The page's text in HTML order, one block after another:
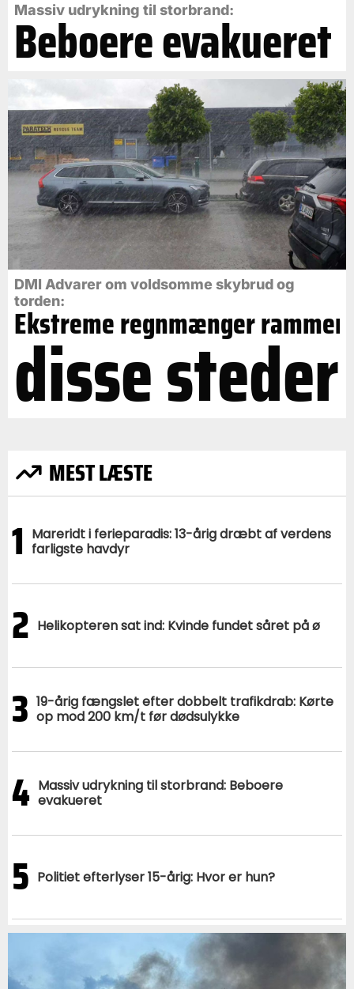
Massiv udrykning til storbrand:
Beboere evakueret
DMI Advarer om voldsomme skybrud og
torden:
Ekstreme regnmænger rammer
disse steder
MEST LÆSTE
1 Mareridt i ferieparadis: 13-årig dræbt af verdens
farligste havdyr
2 Helikopteren sat ind: Kvinde fundet såret på ø
3 19-årig fængslet efter dobbelt trafikdrab: Kørte
op mod 200 km/t før dødsulykke
4 Massiv udrykning til storbrand: Beboere
evakueret
5 Politiet efterlyser 15-årig: Hvor er hun?